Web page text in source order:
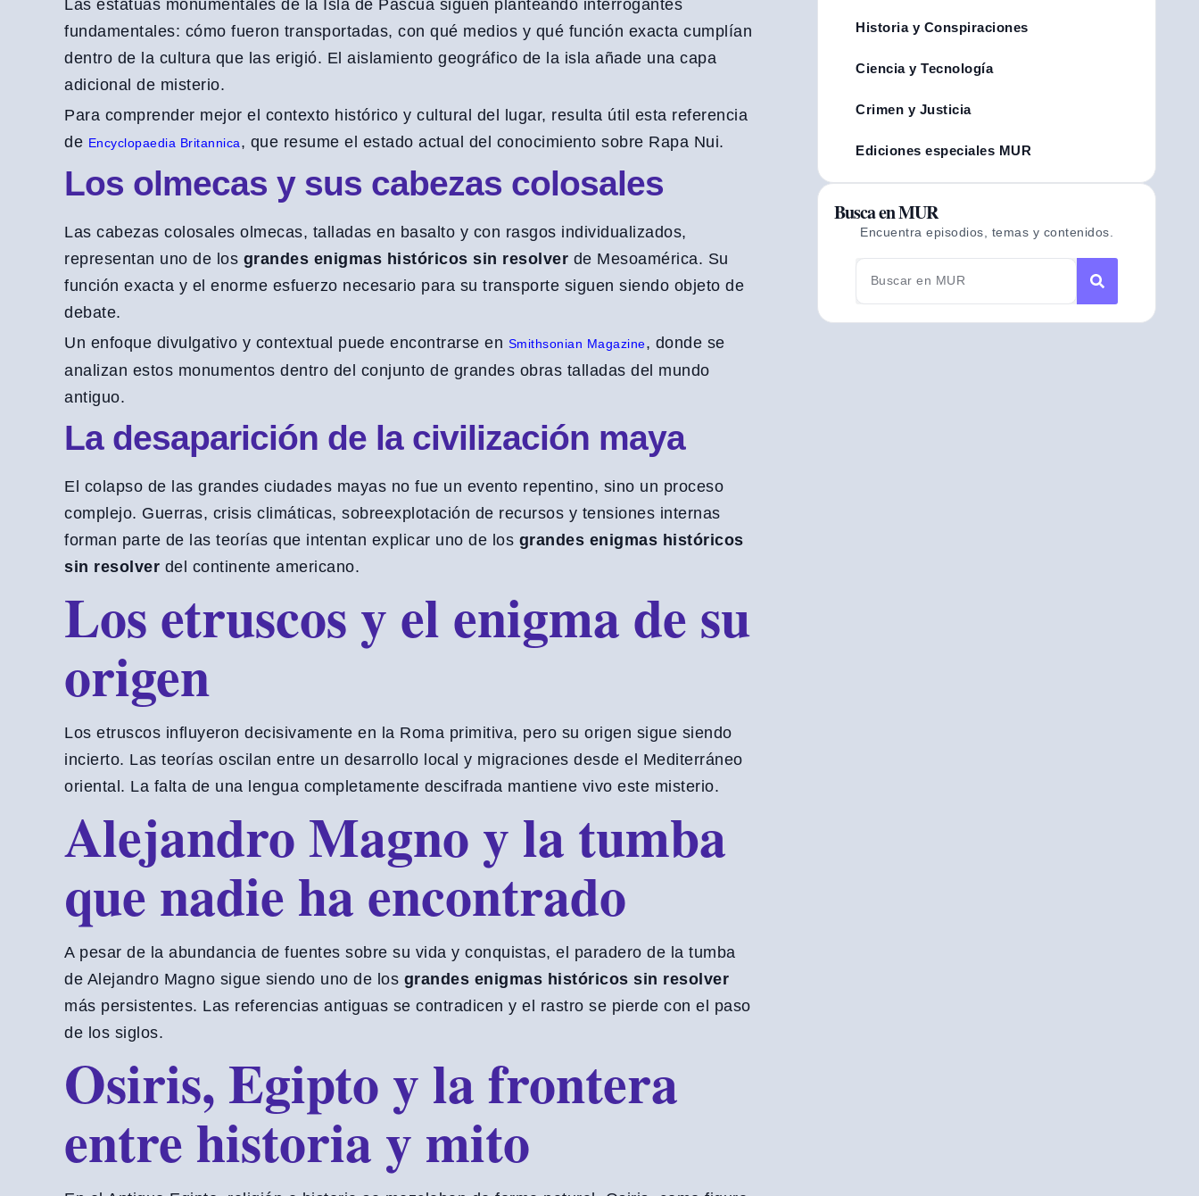
Las estatuas monumentales de la Isla de Pascua siguen planteando interrogantes
fundamentales: cómo fueron transportadas, con qué medios y qué función exacta cumplían
dentro de la cultura que las erigió. El aislamiento geográfico de la isla añade una capa
adicional de misterio.
Para comprender mejor el contexto histórico y cultural del lugar, resulta útil esta referencia
de Encyclopaedia Britannica, que resume el estado actual del conocimiento sobre Rapa Nui.
Los olmecas y sus cabezas colosales
Las cabezas colosales olmecas, talladas en basalto y con rasgos individualizados,
representan uno de los grandes enigmas históricos sin resolver de Mesoamérica. Su
función exacta y el enorme esfuerzo necesario para su transporte siguen siendo objeto de
debate.
Un enfoque divulgativo y contextual puede encontrarse en Smithsonian Magazine, donde se
analizan estos monumentos dentro del conjunto de grandes obras talladas del mundo
antiguo.
La desaparición de la civilización maya
El colapso de las grandes ciudades mayas no fue un evento repentino, sino un proceso
complejo. Guerras, crisis climáticas, sobreexplotación de recursos y tensiones internas
forman parte de las teorías que intentan explicar uno de los grandes enigmas históricos
sin resolver del continente americano.
Los etruscos y el enigma de su
origen
Los etruscos influyeron decisivamente en la Roma primitiva, pero su origen sigue siendo
incierto. Las teorías oscilan entre un desarrollo local y migraciones desde el Mediterráneo
oriental. La falta de una lengua completamente descifrada mantiene vivo este misterio.
Alejandro Magno y la tumba
que nadie ha encontrado
A pesar de la abundancia de fuentes sobre su vida y conquistas, el paradero de la tumba
de Alejandro Magno sigue siendo uno de los grandes enigmas históricos sin resolver
más persistentes. Las referencias antiguas se contradicen y el rastro se pierde con el paso
de los siglos.
Osiris, Egipto y la frontera
entre historia y mito
Historia y Conspiraciones
Ciencia y Tecnología
Crimen y Justicia
Ediciones especiales MUR
Busca en MUR
Encuentra episodios, temas y contenidos.